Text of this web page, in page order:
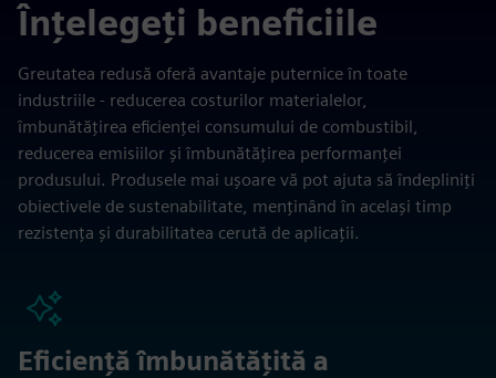
Înțelegeți beneficiile
Greutatea redusă oferă avantaje puternice în toate
industriile - reducerea costurilor materialelor,
îmbunătățirea eficienței consumului de combustibil,
reducerea emisiilor și îmbunătățirea performanței
produsului. Produsele mai ușoare vă pot ajuta să îndepliniți
obiectivele de sustenabilitate, menținând în același timp
rezistența și durabilitatea cerută de aplicații.
Eficiență îmbunătățită a